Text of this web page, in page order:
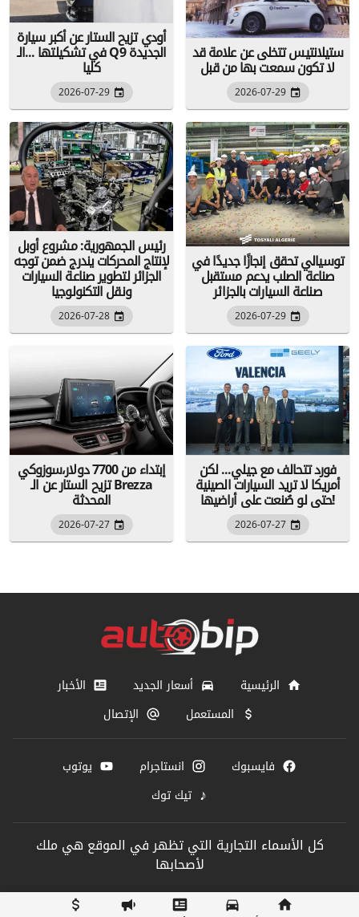
ستيلانتيس تتخلى عن علامة قد
لا تكون سمعت بها من قبل
2026-07-29
أودي تزيح الستار عن أكبر سيارة
في تشكيلتها ...الـ Q9 الجديدة
كليا
2026-07-29
توسيالي تحقق إنجازًا جديدًا في
صناعة الصلب يدعم مستقبل
صناعة السيارات بالجزائر
2026-07-29
رئيس الجمهورية: مشروع أوبل
لإنتاج المحركات يندرج ضمن توجه
الجزائر لتطوير صناعة السيارات
ونقل التكنولوجيا
2026-07-28
فورد تتحالف مع جيلي... لكن
أمريكا لا تريد السيارات الصينية
حتى لو صُنعت على أراضيها!
2026-07-27
إبتداء من 7700 دولار،سوزوكي
تزيح الستار عن الـ Brezza
المحدثة
2026-07-27
الرئيسية أسعار الجديد
الأخبار
المستعمل
الإتصال
فايسبوك انستاجرام يوتوب
♪ تيك توك
كل الأسماء التجارية التي تظهر في الموقع هي ملك
لأصحابها